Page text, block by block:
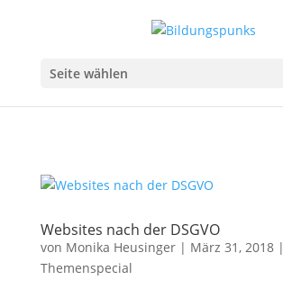
Seite wählen
Websites nach der DSGVO
von Monika Heusinger| März 31, 2018|
Themenspecial